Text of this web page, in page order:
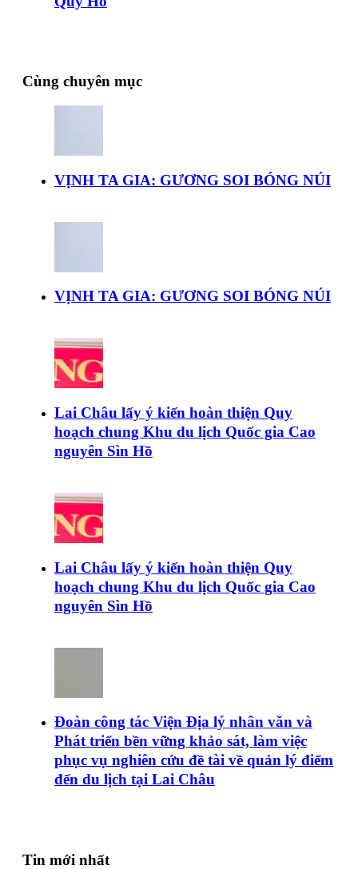
Cùng chuyên mục
VỊNH TA GIA: GƯƠNG SOI BÓNG NÚI
VỊNH TA GIA: GƯƠNG SOI BÓNG NÚI
Lai Châu lấy ý kiến hoàn thiện Quy
hoạch chung Khu du lịch Quốc gia Cao
nguyên Sìn Hồ
Lai Châu lấy ý kiến hoàn thiện Quy
hoạch chung Khu du lịch Quốc gia Cao
nguyên Sìn Hồ
Đoàn công tác Viện Địa lý nhân văn và
Phát triển bền vững khảo sát, làm việc
phục vụ nghiên cứu đề tài về quản lý điểm
đến du lịch tại Lai Châu
Tin mới nhất